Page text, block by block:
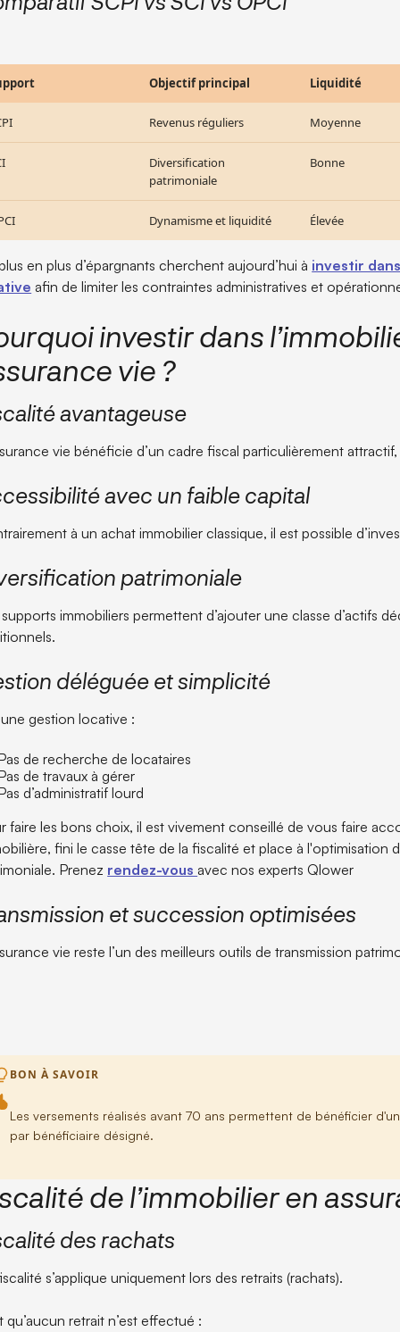
Objectif principal Liquidité
Revenus réguliers Moyenne
Diversification
patrimoniale
Bonne
Dynamisme et liquidité Élevée
en plus d’épargnants cherchent aujourd’hui à investir
afin de limiter les contraintes administratives et
investir dans
vie ?
avantageuse
vie bénéficie d’un cadre fiscal particulièrement
avec un faible capital
à un achat immobilier classique, il est possible
patrimoniale
immobiliers permettent d’ajouter une classe d’actifs
déléguée et simplicité
gestion locative :
de recherche de locataires
de travaux à gérer
d’administratif lourd
faire les bons choix, il est vivement conseillé de vous faire
fini le casse tête de la fiscalité et place à l'optimisation
Prenez rendez-vous avec nos experts Qlower
et succession optimisées
vie reste l’un des meilleurs outils de transmission
BON À SAVOIR
Les versements réalisés avant 70 ans permettent de bénéficier
par bénéficiaire désigné.
de l’immobilier en
des rachats
s’applique uniquement lors des retraits (rachats).
qu’aucun retrait n’est effectué :